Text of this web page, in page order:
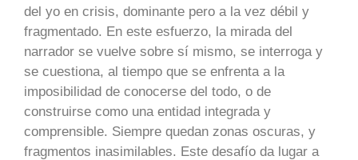
del yo en crisis, dominante pero a la vez débil y
fragmentado. En este esfuerzo, la mirada del
narrador se vuelve sobre sí mismo, se interroga y
se cuestiona, al tiempo que se enfrenta a la
imposibilidad de conocerse del todo, o de
construirse como una entidad integrada y
comprensible. Siempre quedan zonas oscuras, y
fragmentos inasimilables. Este desafío da lugar a